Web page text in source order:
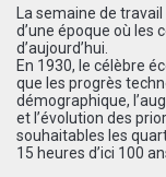
La semaine de
d’une époque où les
d’aujourd’hui.
En 1930, le célèbre
que les progrès
démographique,
et l’évolution des
souhaitables les
15 heures d’ici 100